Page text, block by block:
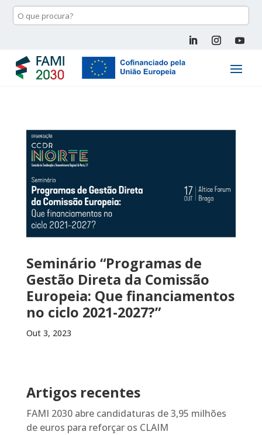
Seminário “Programas de
Gestão Direta da Comissão
Europeia: Que financiamentos
no ciclo 2021-2027?”
Out 3, 2023
Artigos recentes
FAMI 2030 abre candidaturas de 3,95 milhões
de euros para reforçar os CLAIM